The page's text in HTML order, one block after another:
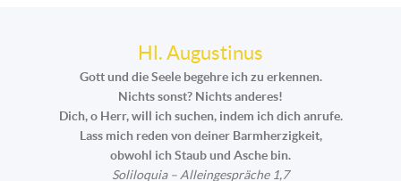
Hl. Augustinus
Gott und die Seele begehre ich zu erkennen.
Nichts sonst? Nichts anderes!
Dich, o Herr, will ich suchen, indem ich dich anrufe.
Lass mich reden von deiner Barmherzigkeit,
obwohl ich Staub und Asche bin.
Soliloquia – Alleingespräche 1,7